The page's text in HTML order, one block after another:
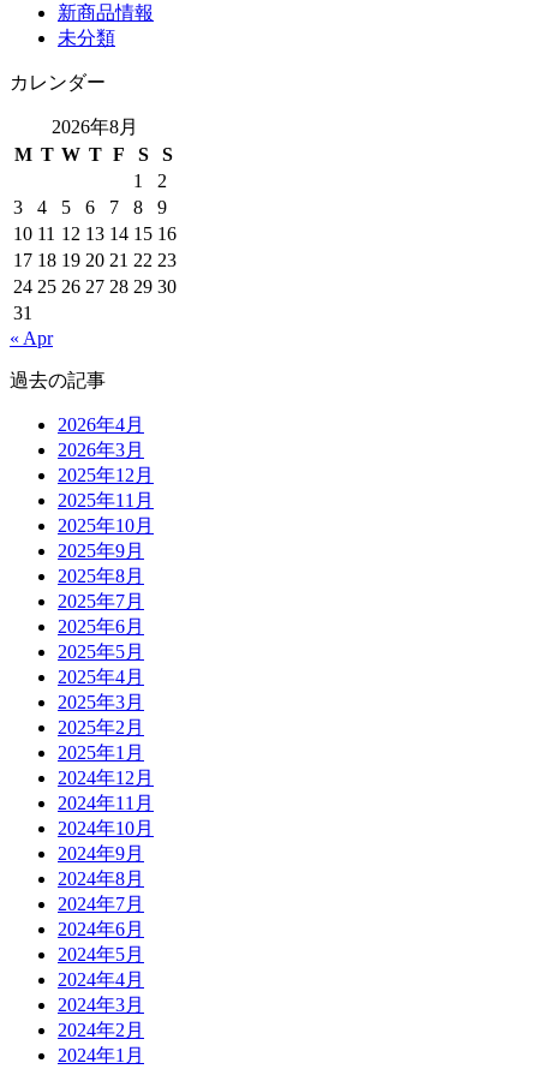
新商品情報
未分類
カレンダー
2026年8月
M T W T F S
S
1
2
3
4 5 6 7 8
9
10 11 12 13 14 15 16
17 18 19 20 21 22 23
24 25 26 27 28 29 30
31
« Apr
過去の記事
2026年4月
2026年3月
2025年12月
2025年11月
2025年10月
2025年9月
2025年8月
2025年7月
2025年6月
2025年5月
2025年4月
2025年3月
2025年2月
2025年1月
2024年12月
2024年11月
2024年10月
2024年9月
2024年8月
2024年7月
2024年6月
2024年5月
2024年4月
2024年3月
2024年2月
2024年1月